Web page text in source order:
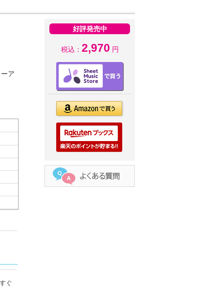
ア
ぐ
好評発売中
税込： 2,970 円